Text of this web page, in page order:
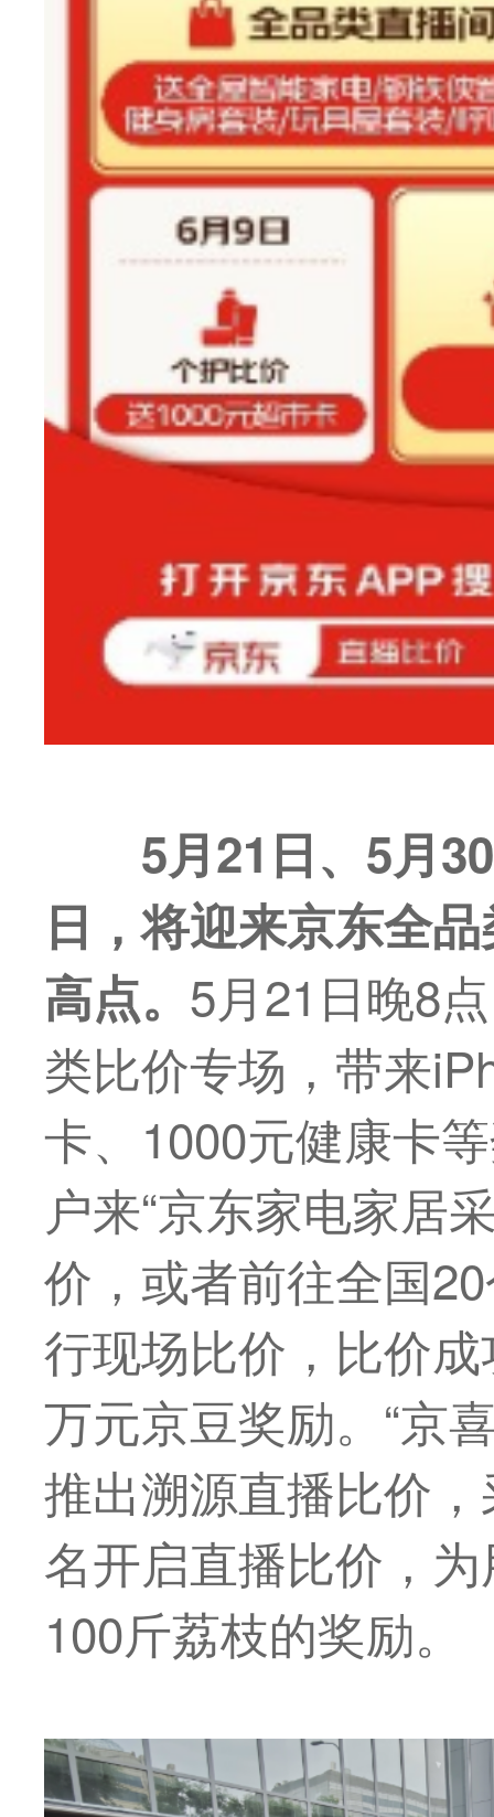
5月21 日、 5月30
日，将迎来京东全
高点。 5月21日晚8
类比价专场，带来
卡、1000元健康卡
户来“京东家电家居
价，或者前往全国
行现场比价，比价
万元京豆奖励。“京
推出溯源直播比价
名开启直播比价，
100斤荔枝的奖励。